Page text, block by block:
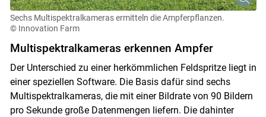
Sechs Multispektralkameras ermitteln die Ampferpflanzen.
© Innovation Farm
Multispektralkameras erkennen Ampfer
Der Unterschied zu einer herkömmlichen Feldspritze liegt in
einer speziellen Software. Die Basis dafür sind sechs
Multispektralkameras, die mit einer Bildrate von 90 Bildern
pro Sekunde große Datenmengen liefern. Die dahinter